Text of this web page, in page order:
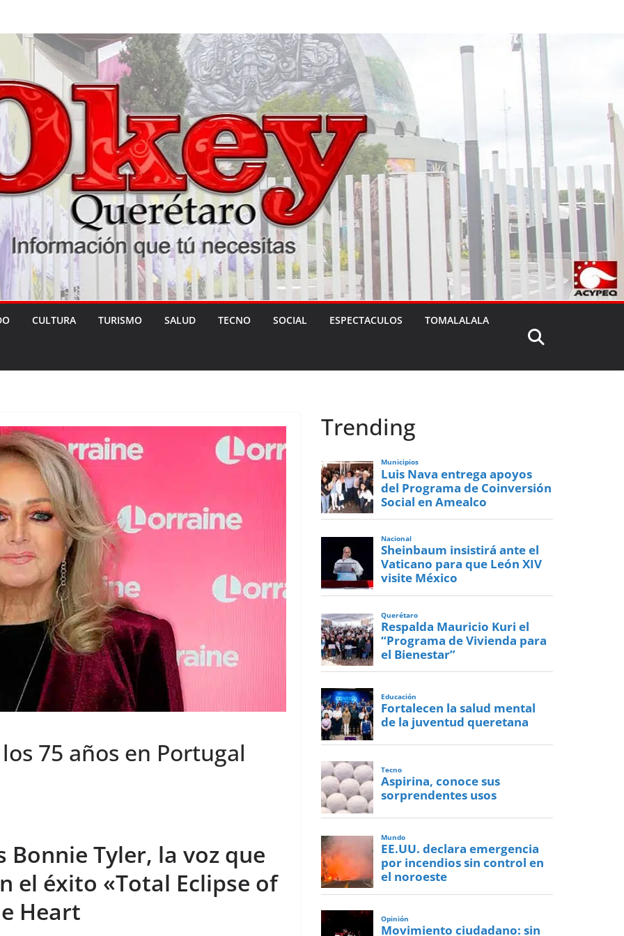
CULTURA TURISMO SALUD TECNO SOCIAL ESPECTACULOS TOMALALALA
75 años en Portugal
Bonnie Tyler, la voz que
el éxito «Total Eclipse of
Heart
Trending
Municipios
Luis Nava entrega apoyos
del Programa de Coinversión
Social en Amealco
Nacional
Sheinbaum insistirá ante el
Vaticano para que León XIV
visite México
Querétaro
Respalda Mauricio Kuri el
“Programa de Vivienda para
el Bienestar”
Educación
Fortalecen la salud mental
de la juventud queretana
Tecno
Aspirina, conoce sus
sorprendentes usos
Mundo
EE.UU. declara emergencia
por incendios sin control en
el noroeste
Opinión
Movimiento ciudadano: sin